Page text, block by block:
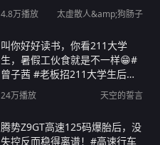
4.8万播放 太虚散人&amp;狗肠子
叫你好好读书，你看211大学
生，暑假工伙食就是不一样😁#
曾子茜 #老板招211大学生后退
掉孩子暑假班 #长沙 #暑假工 #
暑假工的正确打开方式
24万播放 天空的誓言
腾势Z9GT高速125码爆胎后，没
失控反而稳得离谱！#高速行车